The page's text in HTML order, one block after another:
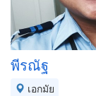
พีรณัฐ
เอกมัย